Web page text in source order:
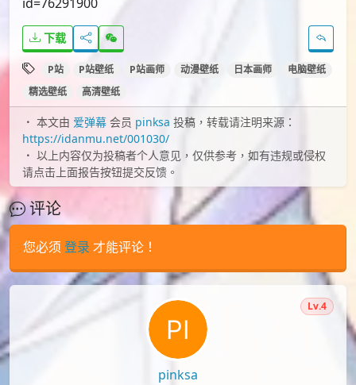
下载
P站 P站壁纸 P站画师 动漫壁纸 日本画师
电脑壁纸
精选壁纸
高清壁纸
本文由 爱弹幕 会员 pinksa 投稿，转载请注明来源：
https://idanmu.net/001030/
以上内容仅为投稿者个人意见，仅供参考，如有违规或侵权
请点击上面报告按钮提交反馈。
评论
您必须 登录 才能评论！
pinksa
Lv.4